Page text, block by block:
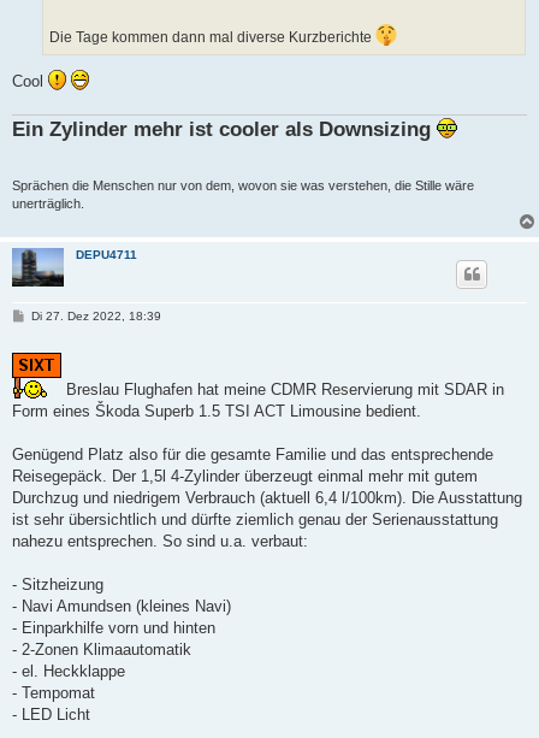
Die Tage kommen dann mal diverse Kurzberichte
Cool
Ein Zylinder mehr ist cooler als Downsizing
Sprächen die Menschen nur von dem, wovon sie was verstehen, die Stille wäre
unerträglich.
DEPU4711
B
t
r
a
g
Di 27. Dez 2022, 18:39
Breslau Flughafen hat meine CDMR Reservierung mit SDAR in
Form eines Škoda Superb 1.5 TSI ACT Limousine bedient.
Genügend Platz also für die gesamte Familie und das entsprechende
Reisegepäck. Der 1,5l 4-Zylinder überzeugt einmal mehr mit gutem
Durchzug und niedrigem Verbrauch (aktuell 6,4 l/100km). Die Ausstattung
ist sehr übersichtlich und dürfte ziemlich genau der Serienausstattung
nahezu entsprechen. So sind u.a. verbaut:
- Sitzheizung
- Navi Amundsen (kleines Navi)
- Einparkhilfe vorn und hinten
- 2-Zonen Klimaautomatik
- el. Heckklappe
- Tempomat
- LED Licht